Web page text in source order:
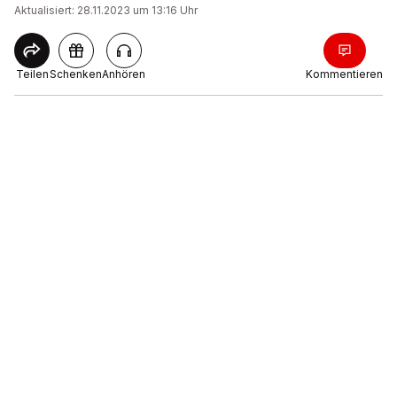
Aktualisiert: 28.11.2023 um 13:16 Uhr
TeilenSchenkenAnhören Kommentieren